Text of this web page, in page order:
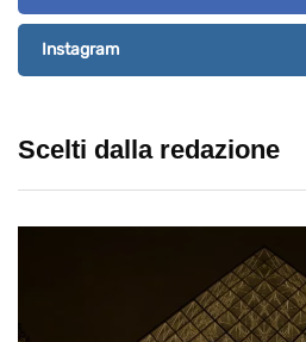
Instagram
Scelti dalla redazione